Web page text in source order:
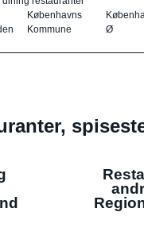
Københavns
Kommune
Ø